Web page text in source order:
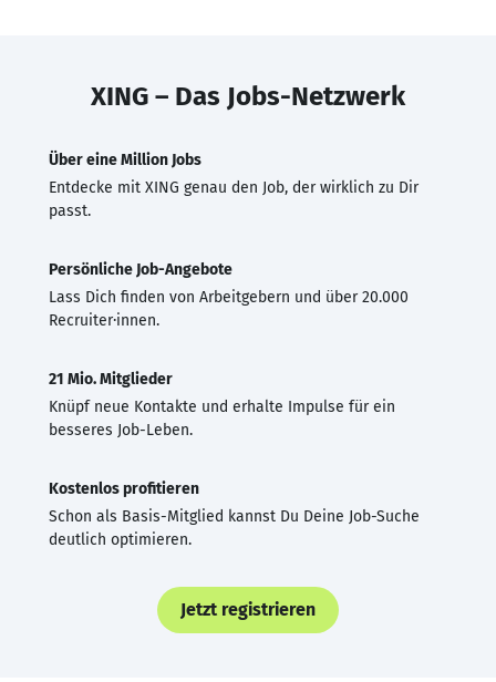
XING – Das Jobs-Netzwerk
Über eine Million Jobs
Entdecke mit XING genau den Job, der wirklich zu Dir
passt.
Persönliche Job-Angebote
Lass Dich finden von Arbeitgebern und über 20.000
Recruiter·innen.
21 Mio. Mitglieder
Knüpf neue Kontakte und erhalte Impulse für ein
besseres Job-Leben.
Kostenlos profitieren
Schon als Basis-Mitglied kannst Du Deine Job-Suche
deutlich optimieren.
Jetzt registrieren